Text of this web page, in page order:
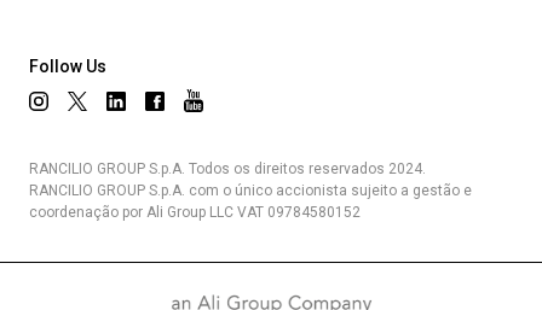
Follow Us
RANCILIO GROUP S.p.A. Todos os direitos reservados 2024.
RANCILIO GROUP S.p.A. com o único accionista sujeito a gestão e
coordenação por Ali Group LLC VAT 09784580152